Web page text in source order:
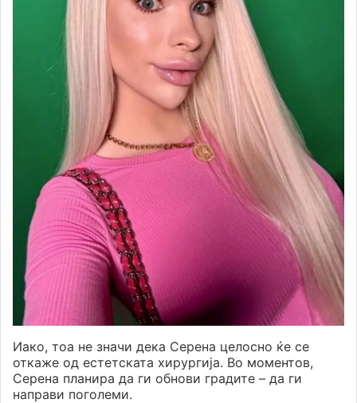
Иако, тоа не значи дека Серена целосно ќе се
откаже од естетската хирургија. Во моментов,
Серена планира да ги обнови градите – да ги
направи поголеми.